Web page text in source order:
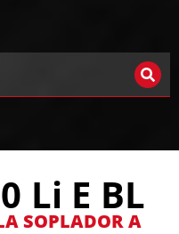
Li E BL
SOPLADOR A